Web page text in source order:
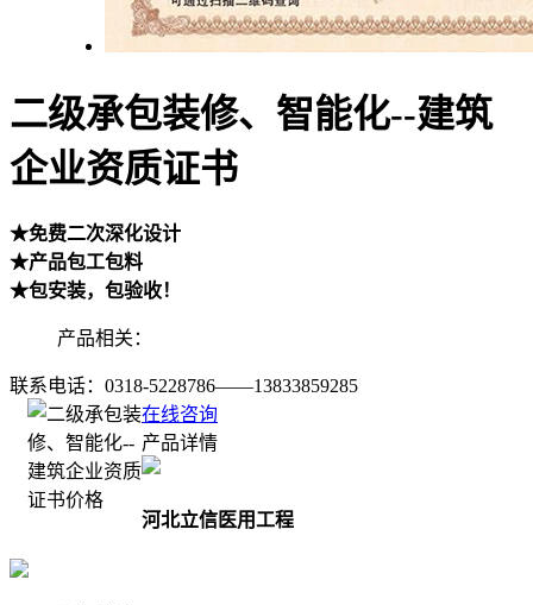
二级承包装修、智能化--建筑
企业资质证书
★免费二次深化设计
★产品包工包料
★包安装，包验收！
产品相关：
联系电话： 0318-5228786——13833859285
在线咨询
产品详情
河北立信医用工程